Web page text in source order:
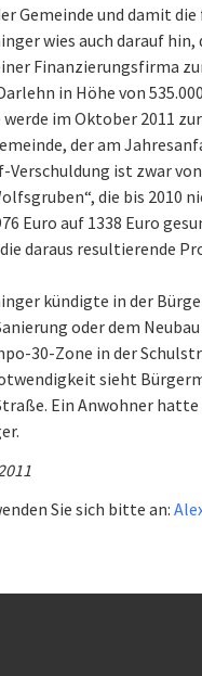
Gemeinde und damit
wies auch darauf
Finanzierungsfirma
in Höhe von
im Oktober 2011
der am
ist zwar
die bis
Euro auf 1338 Euro
daraus resultierende
kündigte in der
oder dem
30-Zone in der
sieht
Ein Anwohner
Sie sich bitte an: